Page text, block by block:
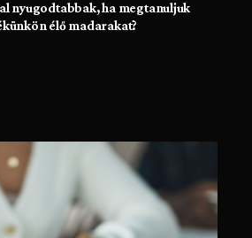
nyugodtabbak, ha megtanuljuk
élő madarakat?